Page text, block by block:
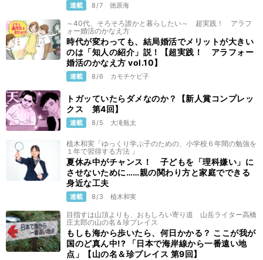
連載 8/7 徳原海
～40代、そろそろ誰かと暮らしたい～ 超実践！ アラフ
ォー婚活のかなえ方
時代が変わっても、結局婚活でメリットが大きい
のは「知人の紹介」説！【超実践！ アラフォー
婚活のかなえ方 vol.10】
連載 8/6 カモチケビ子
トガッていたらダメなのか？【新人賞コンプレッ
クス 第4回】
連載 8/5 大滝瓶太
植木和実「ゆっくり学ぶ子のための、小学校６年間の勉強を
１年で習得する方法 」
夏休み中がチャンス！ 子どもを「理科嫌い」に
させないために……親の関わり方と家庭でできる
身近な工夫
連載 8/3 植木和実
目指すは山頂よりも、おもしろい寄り道 山岳ライター高橋
庄太郎の山の名＆珍プレイス
もしも海から歩いたら、何日かかる？ ここが我が
国のど真ん中!? 「日本で海岸線から一番遠い地
点」【山の名＆珍プレイス 第9回】